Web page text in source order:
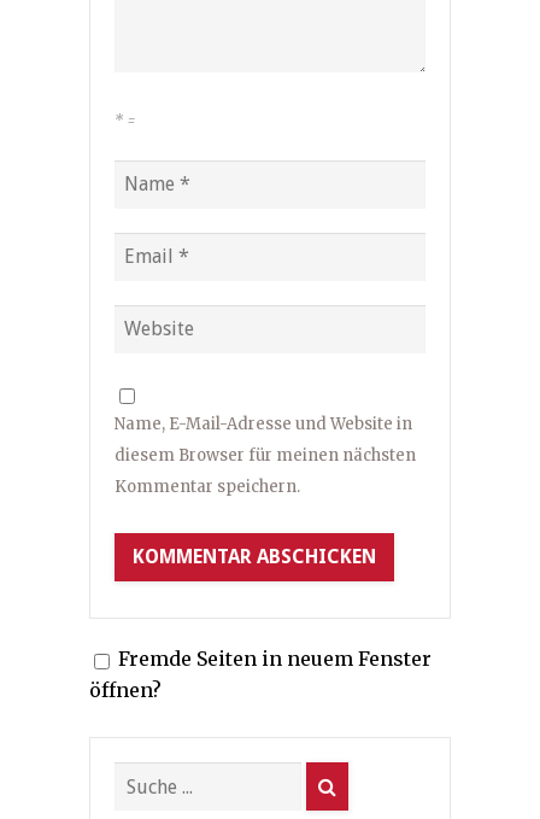
* =
Name, E-Mail-Adresse und Website in
diesem Browser für meinen nächsten
Kommentar speichern.
Fremde Seiten in neuem Fenster
öffnen?